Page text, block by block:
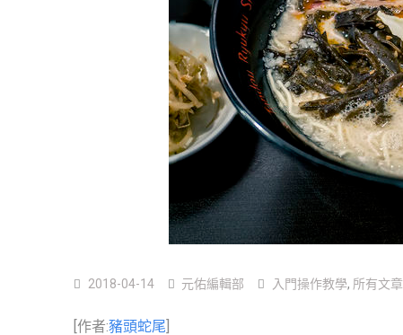
2018-04-14 元佑編輯部 入門操作教學, 所有文章
[作者:豬頭蛇尾